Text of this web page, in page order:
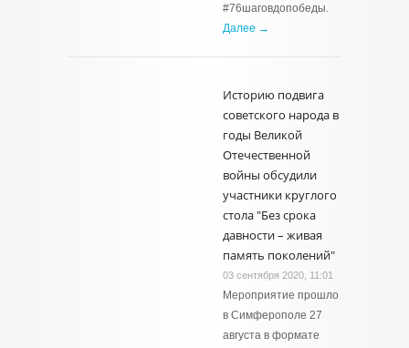
#76шаговдопобеды.
Далее →
Историю подвига
советского народа в
годы Великой
Отечественной
войны обсудили
участники круглого
стола "Без срока
давности – живая
память поколений"
03 сентября 2020, 11:01
Мероприятие прошло
в Симферополе 27
августа в формате